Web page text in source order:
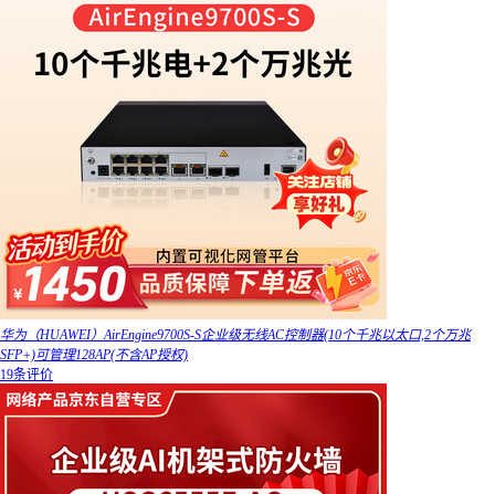
华为（HUAWEI）AirEngine9700S-S企业级无线AC控制器(10个千兆以太口,2个万兆
SFP+)可管理128AP(不含AP授权)
19条评价